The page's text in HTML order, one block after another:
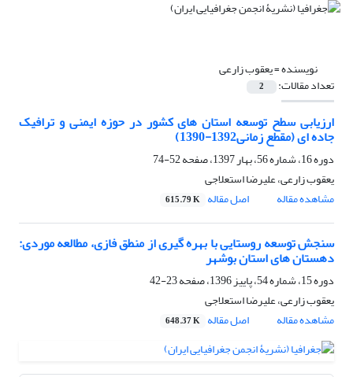
نویسنده =یعقوب زارعی
تعداد مقالات: 2
ارزیابی سطح توسعه استان های کشور در حوزه ایمنی و ترافیک
جاده ای (مقطع زمانی1392-1390)
دوره 16، شماره 56، بهار 1397، صفحه
52-74
یعقوب زارعی، علیرضا استعلاجی
مشاهده مقاله
اصل مقاله 615.79 K
سنجش توسعه روستایی با بهره گیری از منطق فازی، مطالعه موردی:
دهستان های استان بوشهر
دوره 15، شماره 54، پاییز 1396، صفحه
23-42
یعقوب زارعی، علیرضا استعلاجی
مشاهده مقاله
اصل مقاله 648.37 K